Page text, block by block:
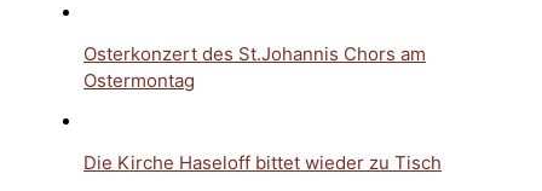
Osterkonzert des St.Johannis Chors am
Ostermontag
Die Kirche Haseloff bittet wieder zu Tisch